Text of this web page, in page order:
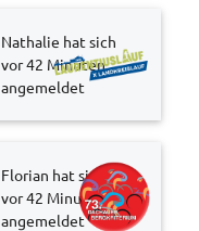
Nathalie hat sich
vor 42 Minuten
angemeldet
Florian hat sich
vor 42 Minuten
angemeldet